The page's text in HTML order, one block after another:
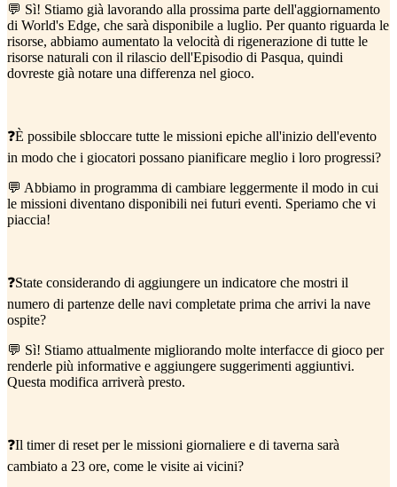
💬 Sì! Stiamo già lavorando alla prossima parte dell'aggiornamento
di World's Edge, che sarà disponibile a luglio. Per quanto riguarda le
risorse, abbiamo aumentato la velocità di rigenerazione di tutte le
risorse naturali con il rilascio dell'Episodio di Pasqua, quindi
dovreste già notare una differenza nel gioco.
❓È possibile sbloccare tutte le missioni epiche all'inizio dell'evento
in modo che i giocatori possano pianificare meglio i loro progressi?
💬 Abbiamo in programma di cambiare leggermente il modo in cui
le missioni diventano disponibili nei futuri eventi. Speriamo che vi
piaccia!
❓State considerando di aggiungere un indicatore che mostri il
numero di partenze delle navi completate prima che arrivi la nave
ospite?
💬 Sì! Stiamo attualmente migliorando molte interfacce di gioco per
renderle più informative e aggiungere suggerimenti aggiuntivi.
Questa modifica arriverà presto.
❓Il timer di reset per le missioni giornaliere e di taverna sarà
cambiato a 23 ore, come le visite ai vicini?